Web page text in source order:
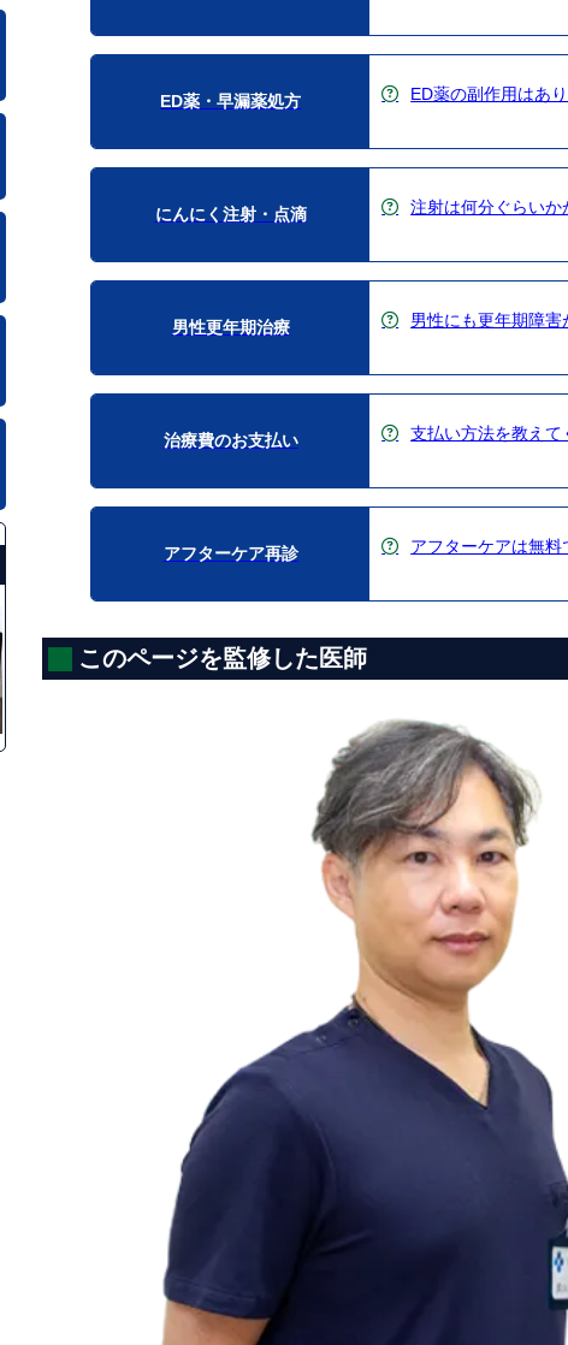
ED薬・早漏薬処方 ED薬の副作用はあ
にんにく注射・点滴 注射は何分ぐらいか
男性更年期治療 男性にも更年期障害
治療費のお支払い 支払い方法を教えて
アフターケア再診 アフターケアは無料
このページを監修した医師